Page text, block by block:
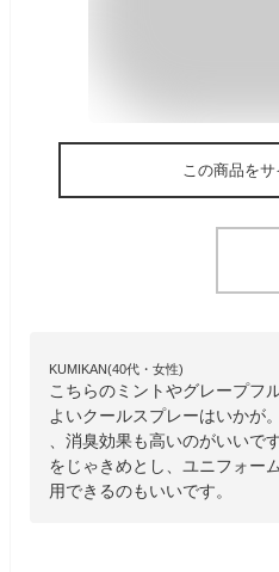
この商品を
KUMIKAN(40代・女性)
こちらのミントやグレープフ
よいクールスプレーはいかが
、消臭効果も高いのがいいで
をじゃきめとし、ユニフォー
用できるのもいいです。